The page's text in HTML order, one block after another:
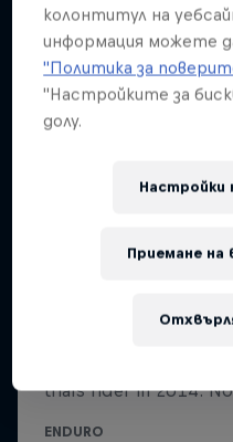
колонтитул на
информация можете
"Политика за
"Настройките за
долу.
Настройки
Приемане на